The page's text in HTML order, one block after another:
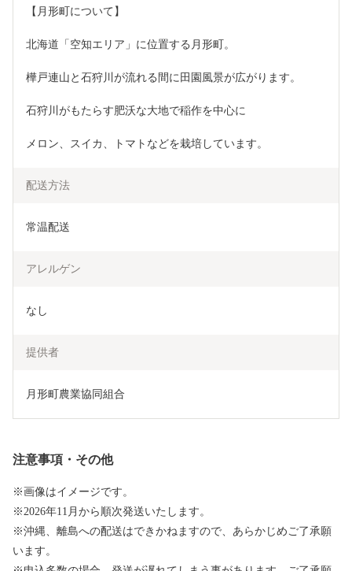
【月形町について】
北海道「空知エリア」に位置する月形町。
樺戸連山と石狩川が流れる間に田園風景が広がります。
石狩川がもたらす肥沃な大地で稲作を中心に
メロン、スイカ、トマトなどを栽培しています。
配送方法
常温配送
アレルゲン
なし
提供者
月形町農業協同組合
注意事項・その他
※画像はイメージです。
※2026年11月から順次発送いたします。
※沖縄、離島への配送はできかねますので、あらかじめご了承願
います。